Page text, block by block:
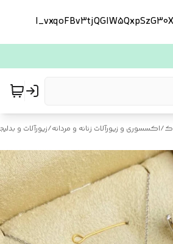
/اکسسوری و زیورآلات زنانه و مردانه/زیورآلات و